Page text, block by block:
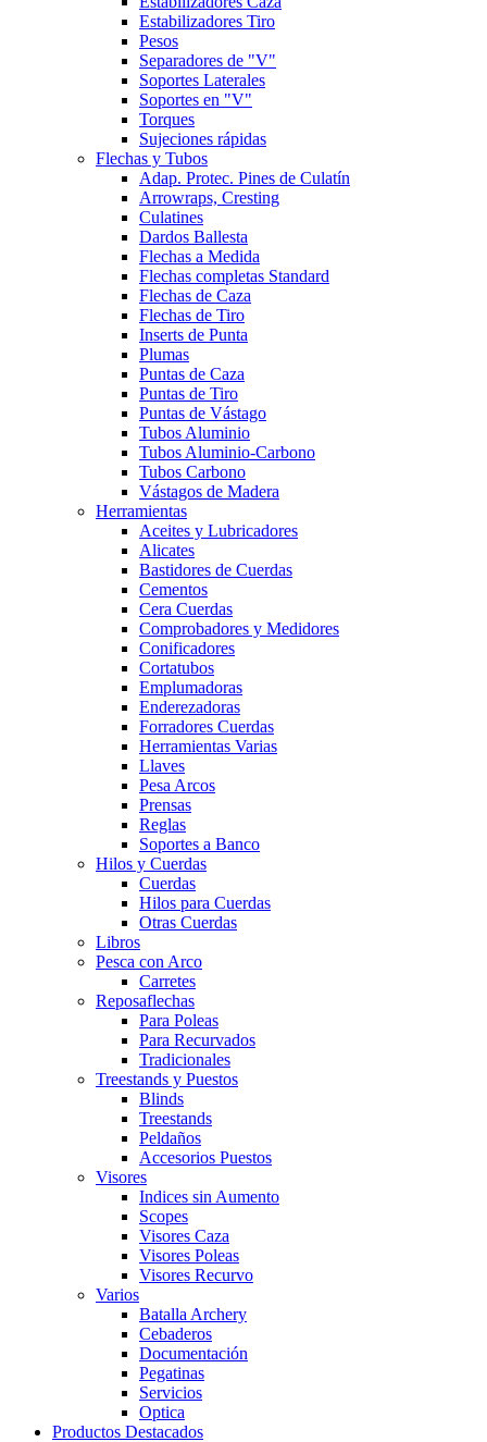
Estabilizadores Tiro
Pesos
Separadores de "V"
Soportes Laterales
Soportes en "V"
Torques
Sujeciones rápidas
Flechas y Tubos
Adap. Protec. Pines de Culatín
Arrowraps, Cresting
Culatines
Dardos Ballesta
Flechas a Medida
Flechas completas Standard
Flechas de Caza
Flechas de Tiro
Inserts de Punta
Plumas
Puntas de Caza
Puntas de Tiro
Puntas de Vástago
Tubos Aluminio
Tubos Aluminio-Carbono
Tubos Carbono
Vástagos de Madera
Herramientas
Aceites y Lubricadores
Alicates
Bastidores de Cuerdas
Cementos
Cera Cuerdas
Comprobadores y Medidores
Conificadores
Cortatubos
Emplumadoras
Enderezadoras
Forradores Cuerdas
Herramientas Varias
Llaves
Pesa Arcos
Prensas
Reglas
Soportes a Banco
Hilos y Cuerdas
Cuerdas
Hilos para Cuerdas
Otras Cuerdas
Libros
Pesca con Arco
Carretes
Reposaflechas
Para Poleas
Para Recurvados
Tradicionales
Treestands y Puestos
Blinds
Treestands
Peldaños
Accesorios Puestos
Visores
Indices sin Aumento
Scopes
Visores Caza
Visores Poleas
Visores Recurvo
Varios
Batalla Archery
Cebaderos
Documentación
Pegatinas
Servicios
Optica
Productos Destacados